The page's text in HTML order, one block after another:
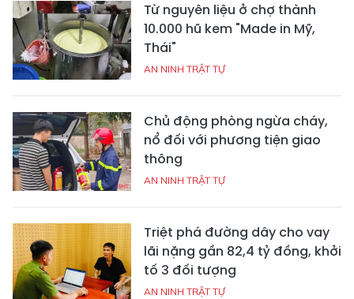
Từ nguyên liệu ở chợ thành
10.000 hũ kem "Made in Mỹ,
Thái"
AN NINH TRẬT TỰ
Chủ động phòng ngừa cháy,
nổ đối với phương tiện giao
thông
AN NINH TRẬT TỰ
Triệt phá đường dây cho vay
lãi nặng gần 82,4 tỷ đồng, khởi
tố 3 đối tượng
AN NINH TRẬT TỰ